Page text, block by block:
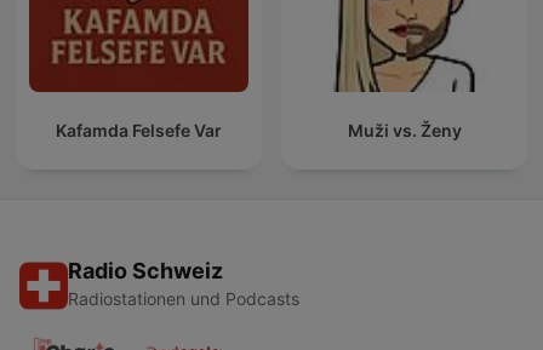
Kafamda Felsefe Var Muži vs. Ženy
Radio Schweiz
Radiostationen und Podcasts